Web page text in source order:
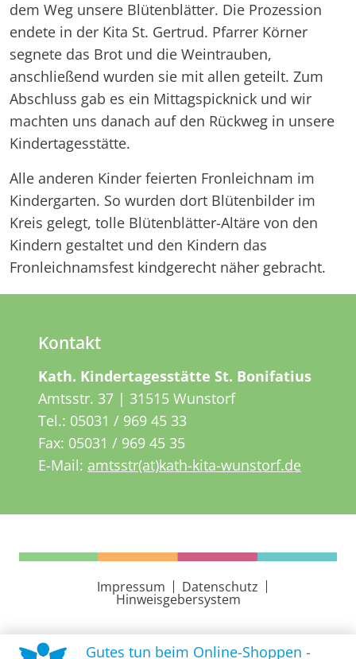
dem Weg unsere Blütenblätter. Die Prozession
endete in der Kita St. Gertrud. Pfarrer Körner
segnete das Brot und die Weintrauben,
anschließend wurden sie mit allen geteilt. Zum
Abschluss gab es ein Mittagspicknick und wir
machten uns danach auf den Rückweg in unsere
Kindertagesstätte.
Alle anderen Kinder feierten Fronleichnam im
Kindergarten. So wurden dort Blütenbilder im
Kreis gelegt, tolle Blütenblätter-Altäre von den
Kindern gestaltet und den Kindern das
Fronleichnamsfest kindgerecht näher gebracht.
Kontakt
Kath. Kindertagesstätte St. Bonifatius
Amtsstr. 37 | 31515 Wunstorf
Tel.: 05031 / 969 45 33
Fax: 05031 / 969 45 35
E-Mail: amtsstr(at)kath-kita-wunstorf.de
Impressum Datenschutz
Hinweisgebersystem
Gutes tun beim Online-Shoppen -